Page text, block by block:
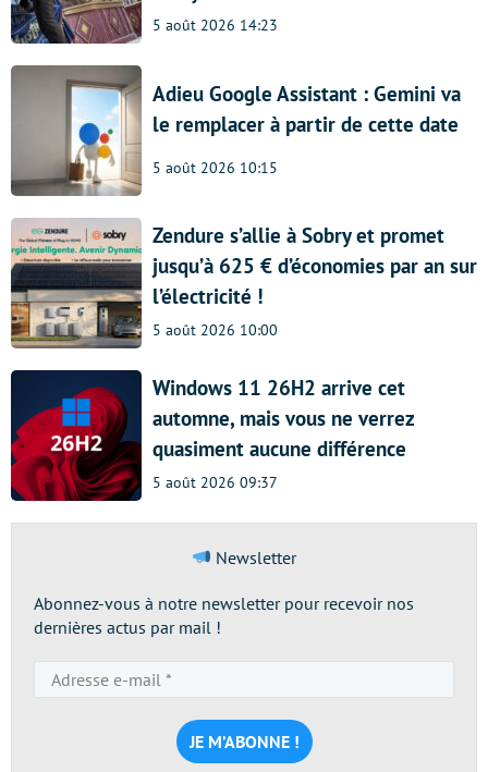
5 août 2026 14:23
Adieu Google Assistant : Gemini va
le remplacer à partir de cette date
5 août 2026 10:15
Zendure s’allie à Sobry et promet
jusqu’à 625 € d’économies par an sur
l’électricité !
5 août 2026 10:00
Windows 11 26H2 arrive cet
automne, mais vous ne verrez
quasiment aucune différence
5 août 2026 09:37
Newsletter
Abonnez-vous à notre newsletter pour recevoir nos
dernières actus par mail !
e-
mail
*